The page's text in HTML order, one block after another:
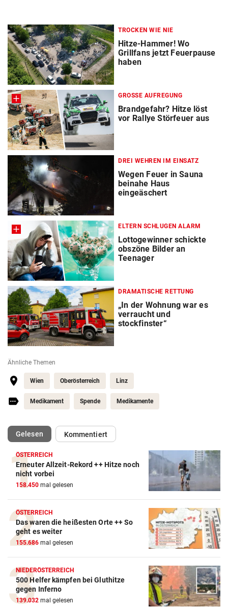
TROCKEN WIE NIE
Hitze-Hammer! Wo
Grillfans jetzt Feuerpause
haben
GROSSE AUFREGUNG
Brandgefahr? Hitze löst
vor Rallye Störfeuer aus
DREI WEHREN IM EINSATZ
Wegen Feuer in Sauna
beinahe Haus
eingeäschert
ELTERN SCHLUGEN ALARM
Lottogewinner schickte
obszöne Bilder an
Teenager
DRAMATISCHE RETTUNG
„In der Wohnung war es
verraucht und
stockfinster“
Ähnliche Themen
Wien Oberösterreich Linz
Medikament Spende Medikamente
Gelesen(ausgewählt)Kommentiert
ÖSTERREICH
Erneuter Allzeit-Rekord ++ Hitze noch
nicht vorbei
158.450 mal gelesen
ÖSTERREICH
Das waren die heißesten Orte ++ So
geht es weiter
155.686 mal gelesen
NIEDERÖSTERREICH
500 Helfer kämpfen bei Gluthitze
gegen Inferno
139.032 mal gelesen